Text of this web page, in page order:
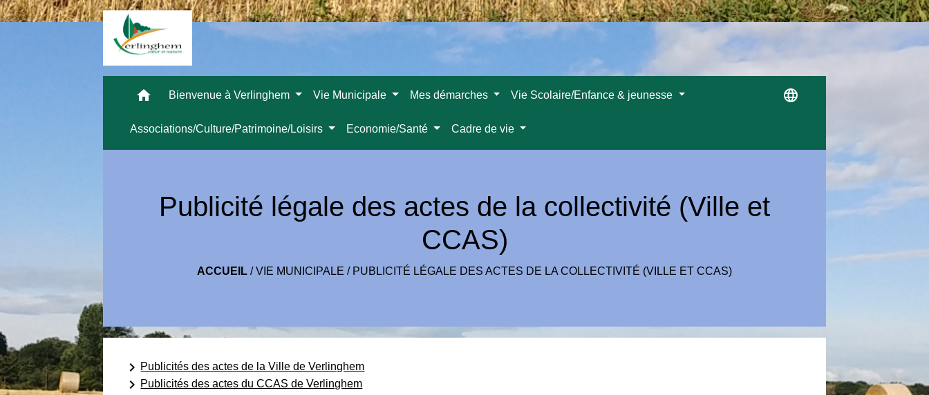
home Bienvenue à Verlinghem Vie Municipale Mes démarches Vie Scolaire/Enfance & jeunesse
Associations/Culture/Patrimoine/Loisirs Economie/Santé Cadre de vie
language
Publicité légale des actes de la collectivité (Ville et
CCAS)
ACCUEIL /VIE MUNICIPALE / PUBLICITÉ LÉGALE DES ACTES DE LA COLLECTIVITÉ (VILLE ET CCAS)
keyboard_arrow_rightPublicités des actes de la Ville de Verlinghem
keyboard_arrow_rightPublicités des actes du CCAS de Verlinghem